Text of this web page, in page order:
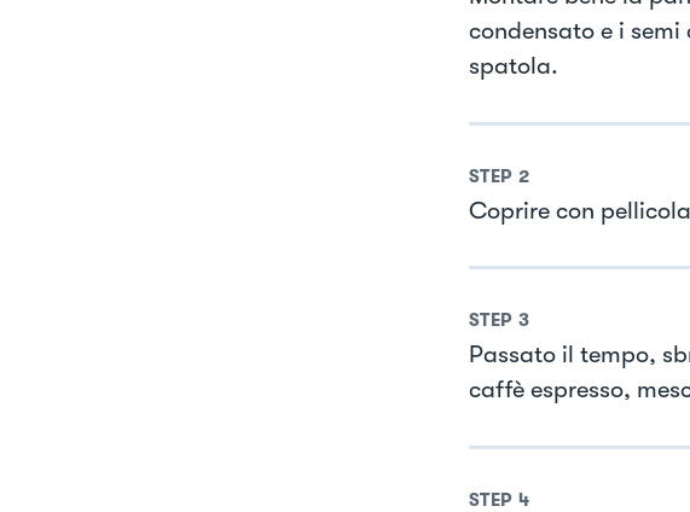
condensato e i
spatola.
STEP 2
Coprire con
STEP 3
Passato il tempo,
caffè espresso,
STEP 4